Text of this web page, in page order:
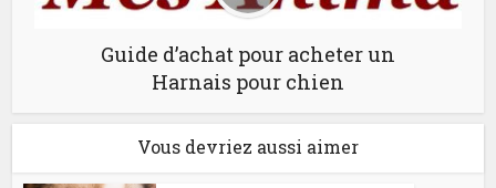
Guide d’achat pour acheter un
Harnais pour chien
Vous devriez aussi aimer